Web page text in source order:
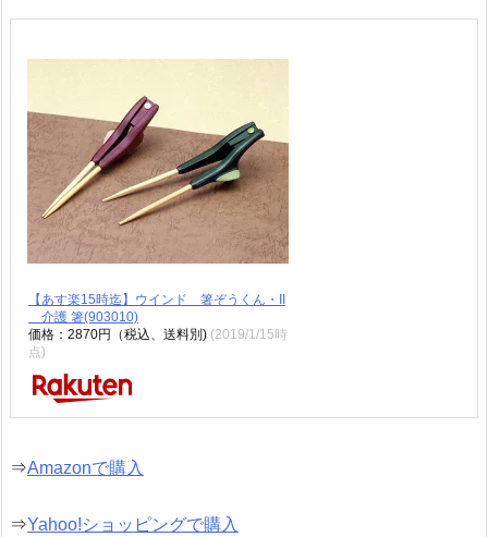
【あす楽15時迄】ウインド 箸ぞうくん・II
介護 箸(903010)
価格：2870円（税込、送料別) (2019/1/15時
点)
⇒Amazonで購入
⇒Yahoo!ショッピングで購入